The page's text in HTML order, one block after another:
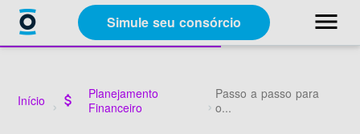
Simule seu consórcio menu
close
Categorias
Materiais Gratuitos
Início attach_money
Planejamento
Financeiro
Passo a passo para
o...